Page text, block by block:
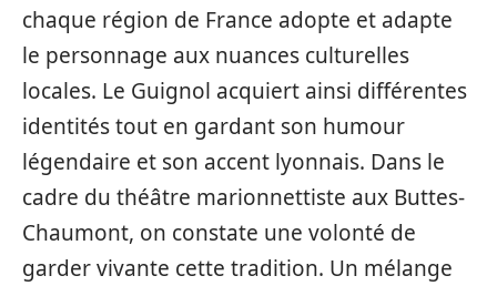
chaque région de France adopte et adapte
le personnage aux nuances culturelles
locales. Le Guignol acquiert ainsi différentes
identités tout en gardant son humour
légendaire et son accent lyonnais. Dans le
cadre du théâtre marionnettiste aux Buttes-
Chaumont, on constate une volonté de
garder vivante cette tradition. Un mélange